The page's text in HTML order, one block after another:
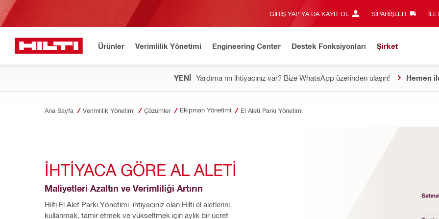
GIRIŞ YAP YA DA KAYIT OL SIPARIŞLER
Ürünler Verimlilik Yönetimi Engineering Center Destek Fonksiyonları Şirket
YENİ Yardıma mı ihtiyacınız var? Bize WhatsApp üzerinden ulaşın! Hemen
Ana Sayfa Verimlilik Yönetimi Çözümler Ekipman Yönetimi El Aleti Parkı Yönetimi
İHTİYACA GÖRE AL ALETİ
Maliyetleri Azaltın ve Verimliliği Artırın
Hilti El Alet Parkı Yönetimi, ihtiyacınız olan Hilti el aletlerini
kullanmak, tamir etmek ve yükseltmek için aylık bir ücret